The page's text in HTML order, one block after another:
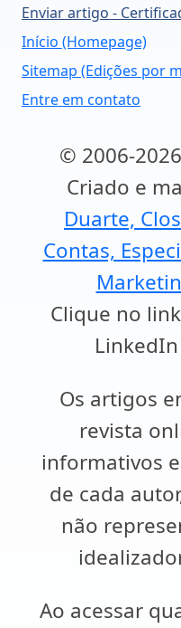
Enviar artigo -
Início (Homepage)
Sitemap (Edições por
Entre em contato
© 2006-
Criado e
Duarte,
Contas,
Clique no
Os artigos
revista
informativos
de cada
não
Ao acessar